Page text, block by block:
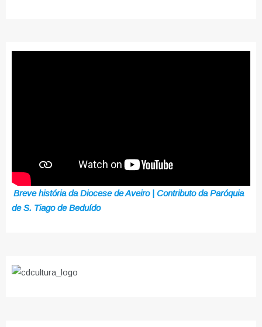
Breve história da Diocese de Aveiro | Contributo da Paróquia
de S. Tiago de Beduído